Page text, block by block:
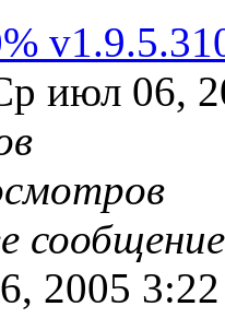
июл 06,
2005